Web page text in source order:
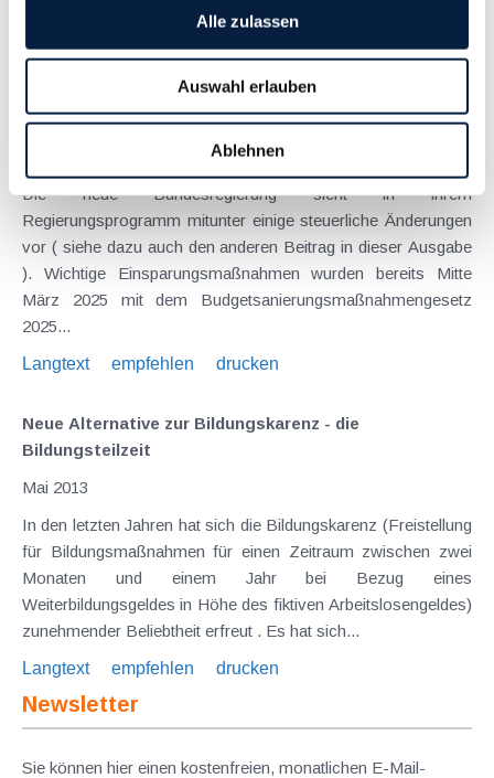
Alle zulassen
Auswahl erlauben
Ablehnen
noch abzuwarten - sind höhere zeitliche und inhaltliche...
Langtext
empfehlen drucken
Erste Budgetsanierungs­maßnahmen beschlossen
Die neue Bundesregierung sieht in ihrem
Regierungsprogramm mitunter einige steuerliche Änderungen
vor ( siehe dazu auch den anderen Beitrag in dieser Ausgabe
). Wichtige Einsparungsmaßnahmen wurden bereits Mitte
März 2025 mit dem Budgetsanierungsmaßnahmengesetz
2025...
Langtext
empfehlen drucken
Neue Alternative zur Bildungskarenz - die
Bildungsteilzeit
Mai 2013
In den letzten Jahren hat sich die Bildungskarenz (Freistellung
für Bildungsmaßnahmen für einen Zeitraum zwischen zwei
Monaten und einem Jahr bei Bezug eines
Weiterbildungsgeldes in Höhe des fiktiven Arbeitslosengeldes)
zunehmender Beliebtheit erfreut . Es hat sich...
Langtext
empfehlen drucken
Newsletter
Sie können hier einen kostenfreien, monatlichen E-Mail-